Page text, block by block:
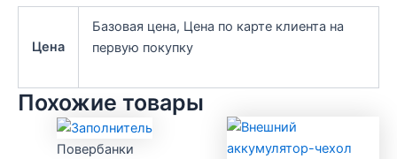
Цена
Базовая цена, Цена по карте клиента на
первую покупку
Похожие товары
Повербанки